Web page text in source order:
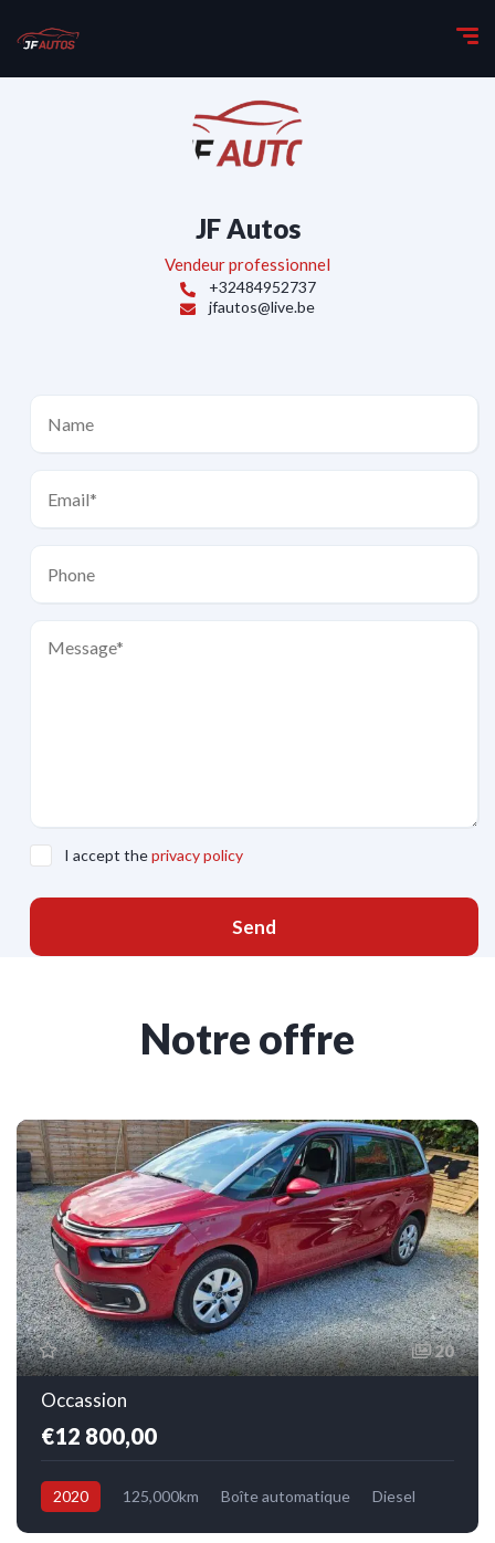
JF Autos
Vendeur professionnel
+32484952737
jfautos@live.be
I accept theprivacy policy
Send
Notre offre
20
Occassion
€12 800,00
2020 125,000km Boîte automatique
Diesel